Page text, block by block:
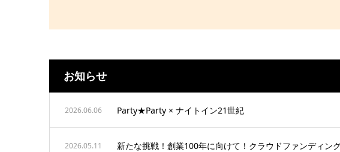
お知らせ
2026.06.06 Party★Party × ナイトイン21世紀
2026.05.11 新たな挑戦！創業100年に向けて！クラウドファンディン